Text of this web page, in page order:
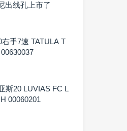
出线孔上市了
手7速 TATULA T
斯20 LUVIAS FC L
00060201